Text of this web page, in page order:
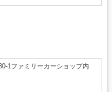
1ファミリーカーショップ内